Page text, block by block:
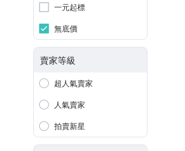
一元起標
無底價
賣家等級
超人氣賣家
人氣賣家
拍賣新星